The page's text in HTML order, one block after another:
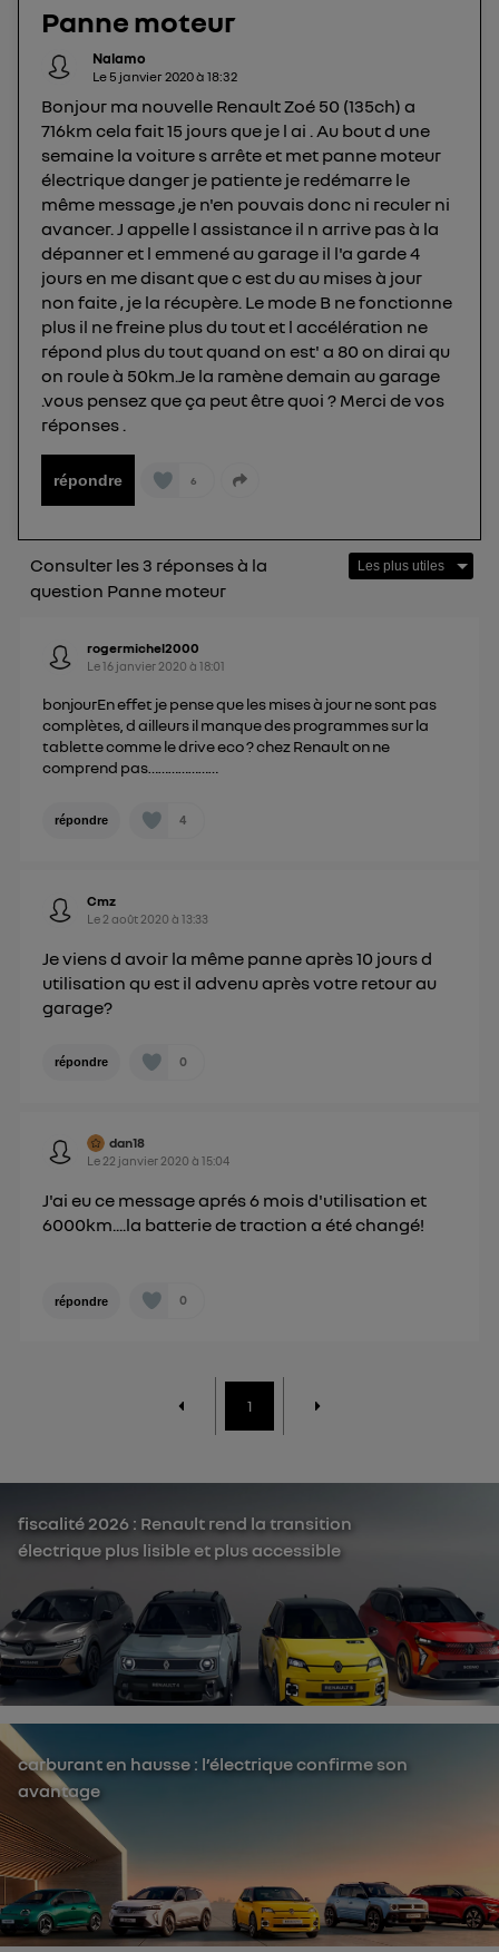
Panne moteur
Nalamo
Le 5 janvier 2020à 18:32
Bonjour ma nouvelle Renault Zoé 50 (135ch) a
716km cela fait 15 jours que je l ai . Au bout d une
semaine la voiture s arrête et met panne moteur
électrique danger je patiente je redémarre le
même message ,je n'en pouvais donc ni reculer ni
avancer. J appelle l assistance il n arrive pas à la
dépanner et l emmené au garage il l'a garde 4
jours en me disant que c est du au mises à jour
non faite , je la récupère. Le mode B ne fonctionne
plus il ne freine plus du tout et l accélération ne
répond plus du tout quand on est' a 80 on dirai qu
on roule à 50km.Je la ramène demain au garage
.vous pensez que ça peut être quoi ? Merci de vos
réponses .
répondre 6
Consulter les 3 réponses à la
question Panne moteur
rogermichel2000
Le16 janvier 2020 à18:01
bonjourEn effet je pense que les mises à jour ne sont pas
complètes, d ailleurs il manque des programmes sur la
tablette comme le drive eco ? chez Renault on ne
comprend pas…………………
répondre 4
Cmz
Le 2 août 2020 à13:33
Je viens d avoir la même panne après 10 jours d
utilisation qu est il advenu après votre retour au
garage?
répondre 0
dan18
Le 22 janvier 2020 à15:04
J'ai eu ce message aprés 6 mois d'utilisation et
6000km....la batterie de traction a été changé!
répondre 0
1
fiscalité 2026 : Renault rend la transition
électrique plus lisible et plus accessible
carburant en hausse : l’électrique confirme son
avantage
offrant choix et contrôle.
Elle utilise un identifiant créé par votre opérateur
télécom basé sur votre adresse IP et une référence
téléphone).
L'identifiant est associé à votre connexion
internet. Ainsi, toutes les personnes utilisant la
même connexion et ayant consenties se verront
attribuer le même identifiant. En général :
Pour uneconnexion foyer(ex : Wi-Fi), la personnalisation sera basée
sur la navigation des membres du foyer ayant consentis.
Pour uneconnexion mobile , la personnalisation sera basée
uniquement sur la navigation de l'utilisateur du mobile.
Vous pouvez à tout moment retirer ce
consentement surle portail d’Utiq ("
") ou via la page « gérer Utiq » en bas de ce site.
Pour plus d'informations, veuillez consulter
personnelles d'Utiq